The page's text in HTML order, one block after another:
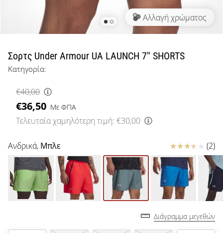
μπάσκετ
όπως
εμείς;
μαζί
μας
ως
πρεσβευτής
μάρκας
μας.
Εμφάνιση
άρθρων
Αλλαγή χρώματος
Σορτς Under Armour UA LAUNCH 7'' SHORTS
Κατηγορία:
€40,00
€36,50 Με ΦΠΑ
Τελευταία χαμηλότερη τιμή: €30,00
Ανδρικά, Μπλε Κριτικές (2)
Διάγραμμα μεγεθών